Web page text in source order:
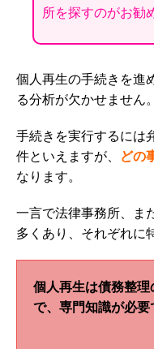
所を探すのがお勧
個人再生の手続きを進
る分析が欠かせません。
手続きを実行するには
件といえますが、
どの
なります。
一言で法律事務所、ま
多くあり、それぞれに
個人再生は債務整
で、専門知識が必要